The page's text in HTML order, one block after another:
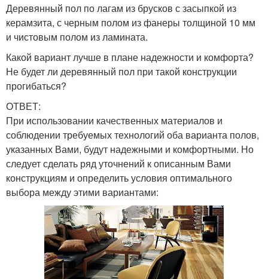
Деревянный пол по лагам из брусков с засыпкой из
керамзита, с черным полом из фанеры толщиной 10 мм
и чистовым полом из ламината.
Какой вариант лучше в плане надежности и комфорта?
Не будет ли деревянный пол при такой конструкции
прогибаться?
ОТВЕТ:
При использовании качественных материалов и
соблюдении требуемых технологий оба варианта полов,
указанных Вами, будут надежными и комфортными. Но
следует сделать ряд уточнений к описанным Вами
конструкциям и определить условия оптимального
выбора между этими вариантами: